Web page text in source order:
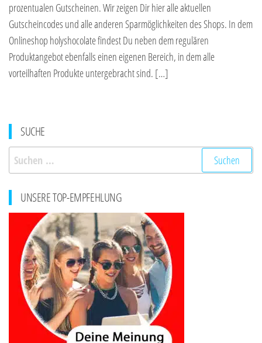
prozentualen Gutscheinen. Wir zeigen Dir hier alle aktuellen
Gutscheincodes und alle anderen Sparmöglichkeiten des Shops. In dem
Onlineshop holyshocolate findest Du neben dem regulären
Produktangebot ebenfalls einen eigenen Bereich, in dem alle
vorteilhaften Produkte untergebracht sind. […]
SUCHE
Suchen
nach:
UNSERE TOP-EMPFEHLUNG